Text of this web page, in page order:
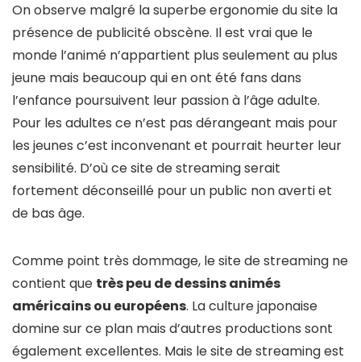
On observe malgré la superbe ergonomie du site la
présence de publicité obscène. Il est vrai que le
monde l’animé n’appartient plus seulement au plus
jeune mais beaucoup qui en ont été fans dans
l’enfance poursuivent leur passion à l’âge adulte.
Pour les adultes ce n’est pas dérangeant mais pour
les jeunes c’est inconvenant et pourrait heurter leur
sensibilité. D’où ce site de streaming serait
fortement déconseillé pour un public non averti et
de bas âge.
Comme point très dommage, le site de streaming ne
contient que très peu de dessins animés
américains ou européens. La culture japonaise
domine sur ce plan mais d’autres productions sont
également excellentes. Mais le site de streaming est